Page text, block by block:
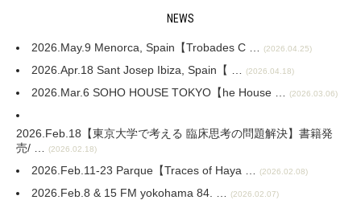
NEWS
2026.May.9 Menorca, Spain【Trobades C … (2026.04.25)
2026.Apr.18 Sant Josep Ibiza, Spain【 … (2026.04.18)
2026.Mar.6 SOHO HOUSE TOKYO【he House … (2026.03.06)
2026.Feb.18【東京大学で考える 臨床思考の問題解決】書籍発
売/ …
(2026.02.18)
2026.Feb.11-23 Parque【Traces of Haya … (2026.02.08)
2026.Feb.8 & 15 FM yokohama 84. … (2026.02.07)